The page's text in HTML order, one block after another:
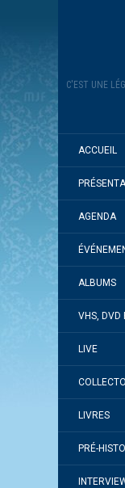
C'EST UNE
ACCUEIL
AGENDA
ALBUMS
VHS, DVD
LIVE
LIVRES
PRÉ-